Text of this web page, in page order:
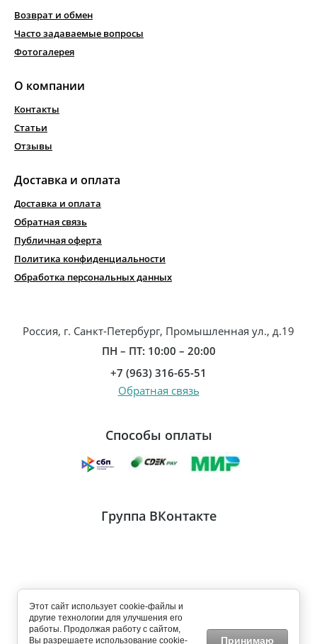
Возврат и обмен
Часто задаваемые вопросы
Фотогалерея
О компании
Контакты
Статьи
Отзывы
Доставка и оплата
Доставка и оплата
Обратная связь
Публичная оферта
Политика конфиденциальности
Обработка персональных данных
Россия, г. Санкт-Петербург, Промышленная ул., д.19
ПН – ПТ: 10:00 – 20:00
+7 (963) 316-65-51
Обратная связь
Способы оплаты
Группа ВКонтакте
Copyright © 2022 Интернет магазин кожаных рюкзаков и
кожаных сумок «NICE-BAG»
Этот сайт использует cookie-файлы и
другие технологии для улучшения его
работы. Продолжая работу с сайтом,
Вы разрешаете использование cookie-
Принимаю